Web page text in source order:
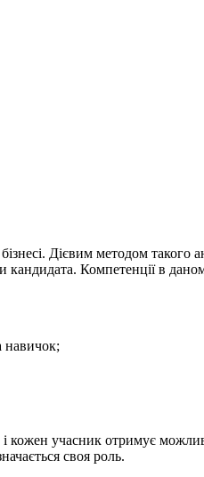
Дієвим методом такого
Компетенції в
навичок;
і кожен учасник отримує
своя роль.